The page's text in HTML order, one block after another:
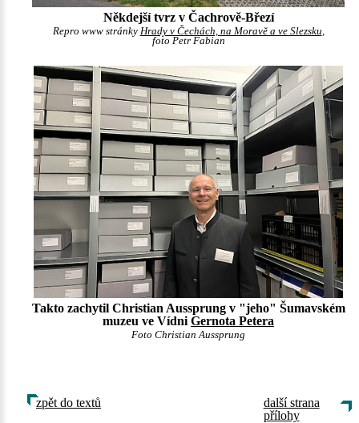
Někdejší tvrz v Čachrově-Březí
Repro www stránky Hrady v Čechách, na Moravě a ve Slezsku
foto Petr Fabian
Takto zachytil Christian Aussprung v "jeho" Šumavském
muzeu ve Vídni Gernota Petera
Foto Christian Aussprung
zpět do textů
další strana
přílohy